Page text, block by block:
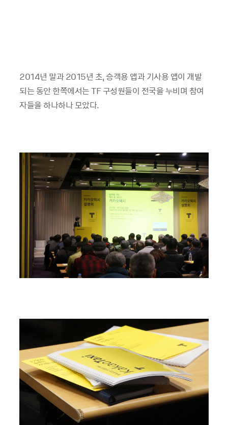
2014년 말과 2015년 초, 승객용 앱과 기사용 앱이 개발
되는 동안 한쪽에서는 TF 구성원들이 전국을 누비며 참여
자들을 하나하나 모았다.